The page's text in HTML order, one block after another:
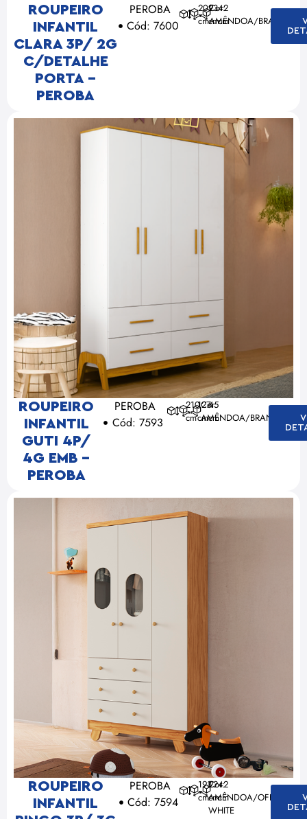
ROUPEIRO
INFANTIL
CLARA 3P/ 2G
C/DETALHE
PORTA –
PEROBA
PEROBA
Cód: 7600
202
cm
93
cm
42
cm
Cor:
AMÊNDOA/BRANCO
ROUPEIRO
INFANTIL
GUTI 4P/
4G EMB –
PEROBA
PEROBA
Cód: 7593
210
cm
127
cm
45
cm
Cor:
AMÊNDOA/BRANCO
ROUPEIRO
INFANTIL
PEROBA
Cód: 7594
193
cm
92
cm
42
cm
Cor:
AMÊNDOA/OFF
WHITE